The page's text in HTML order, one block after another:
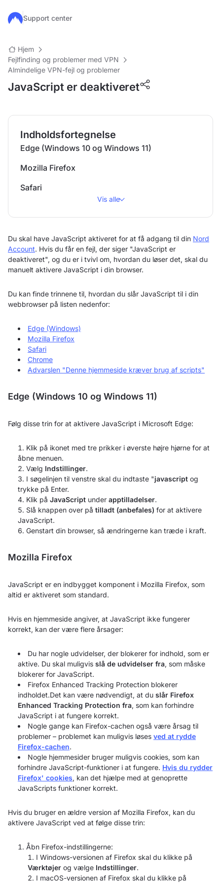
Gå til hovedindhold
Support center
Hjem
Fejlfinding og problemer med VPN
Almindelige VPN-fejl og problemer
JavaScript er deaktiveret
Indholdsfortegnelse
Edge (Windows 10 og Windows 11)
Mozilla Firefox
Safari
Vis alle
Du skal have JavaScript aktiveret for at få adgang til din Nord
Account. Hvis du får en fejl, der siger "JavaScript er
deaktiveret", og du er i tvivl om, hvordan du løser det, skal du
manuelt aktivere JavaScript i din browser.
Du kan finde trinnene til, hvordan du slår JavaScript til i din
webbrowser på listen nedenfor:
Edge (Windows)
Mozilla Firefox
Safari
Chrome
Advarslen "Denne hjemmeside kræver brug af scripts"
Edge (Windows 10 og Windows 11)
Følg disse trin for at aktivere JavaScript i Microsoft Edge:
Klik på ikonet med tre prikker i øverste højre hjørne for at
åbne menuen.
Vælg Indstillinger.
I søgelinjen til venstre skal du indtaste "javascript og
trykke på Enter.
Klik på JavaScript under apptilladelser.
Slå knappen over på tilladt (anbefales) for at aktivere
JavaScript.
Genstart din browser, så ændringerne kan træde i kraft.
Mozilla Firefox
JavaScript er en indbygget komponent i Mozilla Firefox, som
altid er aktiveret som standard.
Hvis en hjemmeside angiver, at JavaScript ikke fungerer
korrekt, kan der være flere årsager:
Du har nogle udvidelser, der blokerer for indhold, som er
aktive. Du skal muligvis slå de udvidelser fra, som måske
blokerer for JavaScript.
Firefox Enhanced Tracking Protection blokerer
indholdet.Det kan være nødvendigt, at du slår Firefox
Enhanced Tracking Protection fra, som kan forhindre
JavaScript i at fungere korrekt.
Nogle gange kan Firefox-cachen også være årsag til
problemer – problemet kan muligvis løses ved at rydde
Firefox-cachen.
Nogle hjemmesider bruger muligvis cookies, som kan
forhindre JavaScript-funktioner i at fungere. Hvis du rydder
Firefox' cookies, kan det hjælpe med at genoprette
JavaScripts funktioner korrekt.
Hvis du bruger en ældre version af Mozilla Firefox, kan du
aktivere JavaScript ved at følge disse trin:
Åbn Firefox-indstillingerne:
I Windows-versionen af Firefox skal du klikke på
Værktøjer og vælge Indstillinger.
I macOS-versionen af Firefox skal du klikke på